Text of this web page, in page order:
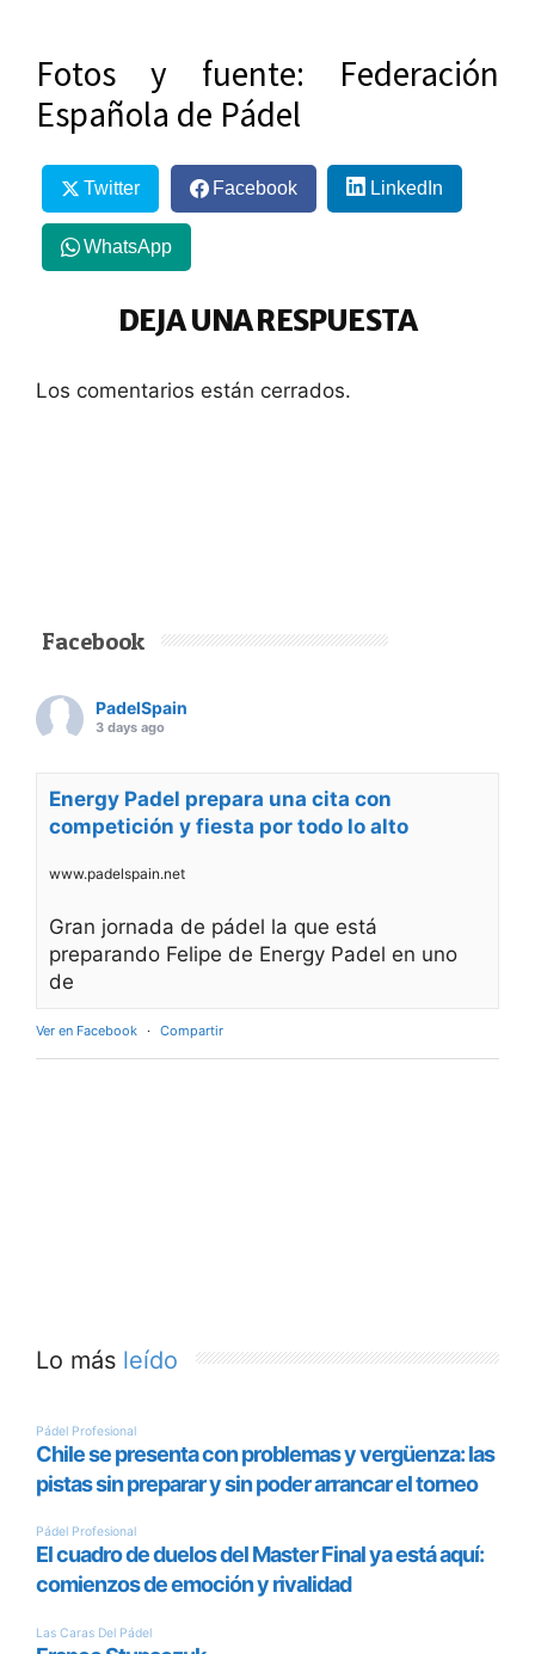
Fotos y fuente: Federación
Española de Pádel
Twitter Facebook LinkedIn
WhatsApp
DEJA UNA RESPUESTA
Los comentarios están cerrados.
Facebook
PadelSpain
3 days ago
Energy Padel prepara una cita con
competición y fiesta por todo lo alto
www.padelspain.net
Gran jornada de pádel la que está
preparando Felipe de Energy Padel en uno
de
Ver en Facebook · Compartir
Lo más leído